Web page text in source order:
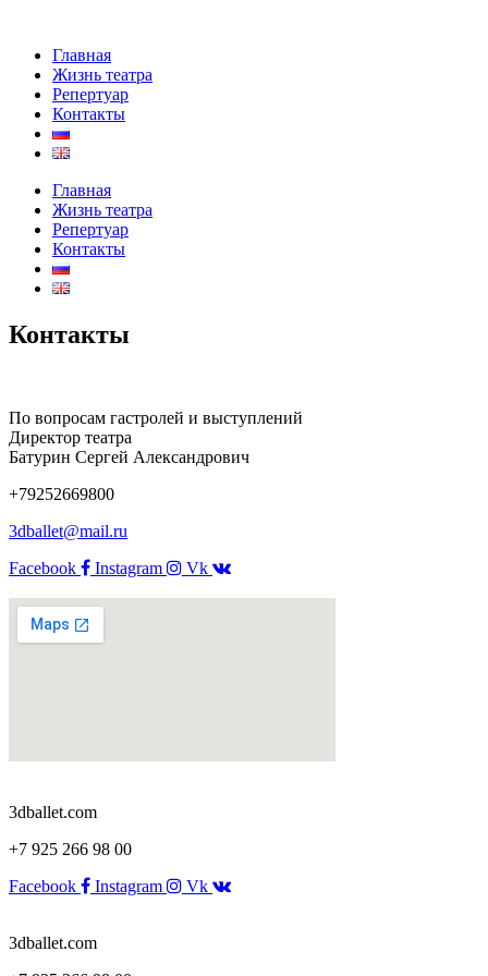
Главная
Жизнь театра
Репертуар
Контакты
Главная
Жизнь театра
Репертуар
Контакты
Контакты
По вопросам гастролей и выступлений
Директор театра
Батурин Сергей Александрович
+79252669800
3dballet@mail.ru
Facebook
Instagram Vk
3dballet.com
+7 925 266 98 00
Facebook
Instagram Vk
3dballet.com